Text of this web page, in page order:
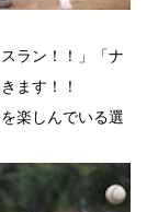
ラン！！」「ナ
ます！！
楽しんでいる選